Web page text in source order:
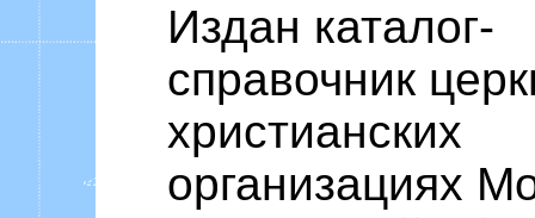
Издан каталог-
справочник
христианских
организациях